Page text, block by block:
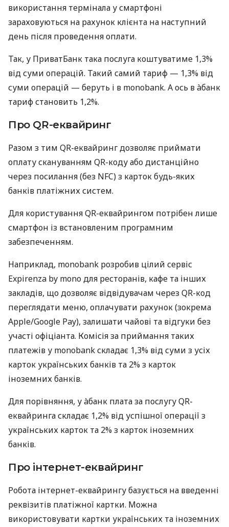
використання термінала у смартфоні
зараховуються на рахунок клієнта на наступний
день після проведення оплати.
Так, у ПриватБанк така послуга коштуватиме 1,3%
від суми операцій. Такий самий тариф — 1,3% від
суми операцій — беруть і в monobank. А ось в àбанк
тариф становить 1,2%.
Про QR-еквайринг
Разом з тим QR-еквайринг дозволяє приймати
оплату скануванням QR-коду або дистанційно
через посилання (без NFC) з карток будь-яких
банків платіжних систем.
Для користування QR-еквайрингом потрібен лише
смартфон із встановленим програмним
забезпеченням.
Наприклад, monobank розробив цілий сервіс
Expirenza by mono для ресторанів, кафе та інших
закладів, що дозволяє відвідувачам через QR-код
переглядати меню, оплачувати рахунок (зокрема
Apple/Google Pay), залишати чайові та відгуки без
участі офіціанта. Комісія за приймання таких
платежів у monobank складає 1,3% від суми з усіх
карток українських банків та 2% з карток
іноземних банків.
Для порівняння, у àбанк плата за послугу QR-
еквайринга складає 1,2% від успішної операції з
українських карток та 2% з карток іноземних
банків.
Про інтернет-еквайринг
Робота інтернет-еквайрингу базується на введенні
реквізитів платіжної картки. Можна
використовувати картки українських та іноземних